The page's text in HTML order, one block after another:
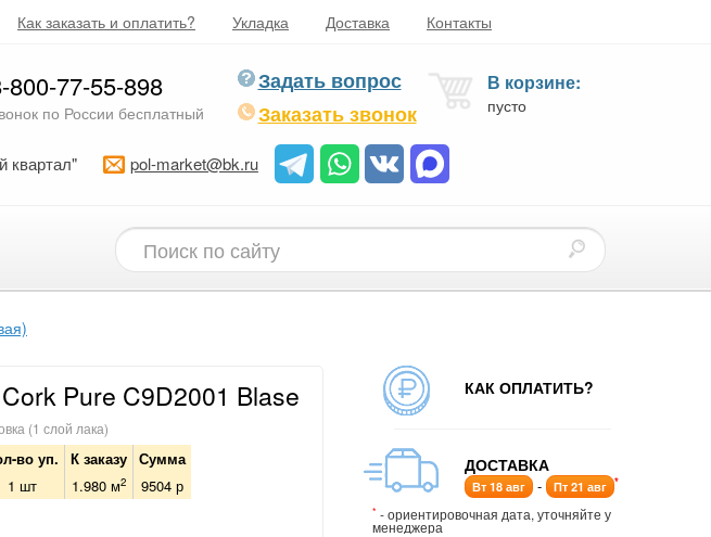
Как заказать и оплатить? Укладка Доставка Контакты
800-77-55-898
по России бесплатный
Задать вопрос
Заказать звонок
В корзине:
пусто
квартал" pol-market@bk.ru
Pure C9D2001 Blase
(1 слой лака)
во уп. К заказу Сумма
1 шт 1.980 м2 9504 р
КАК ОПЛАТИТЬ?
ДОСТАВКА
Вт 18 авг - Пт 21 авг *
* - ориентировочная дата, уточняйте у
менеджера